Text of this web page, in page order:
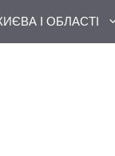
І ОБЛАСТІ